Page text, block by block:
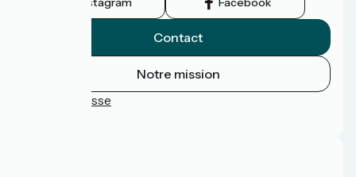
Contact
Notre mission
Espace Presse